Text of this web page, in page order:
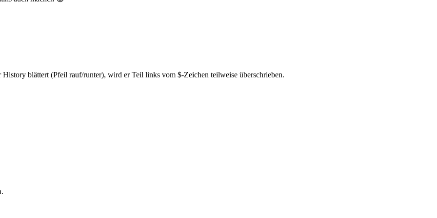
blättert (Pfeil rauf/runter), wird er Teil links vom $-Zeichen teilweise überschrieben.